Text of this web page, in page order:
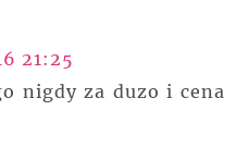
21:25
nigdy za duzo i cena